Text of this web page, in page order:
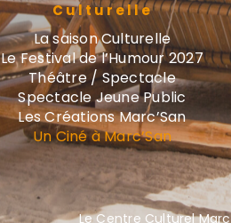
Culturelle
La saison Culturelle
Le Festival de l’Humour 2027
Théâtre / Spectacle
Spectacle Jeune Public
Les Créations Marc’San
Un Ciné à Marc’San
Le Centre Culturel